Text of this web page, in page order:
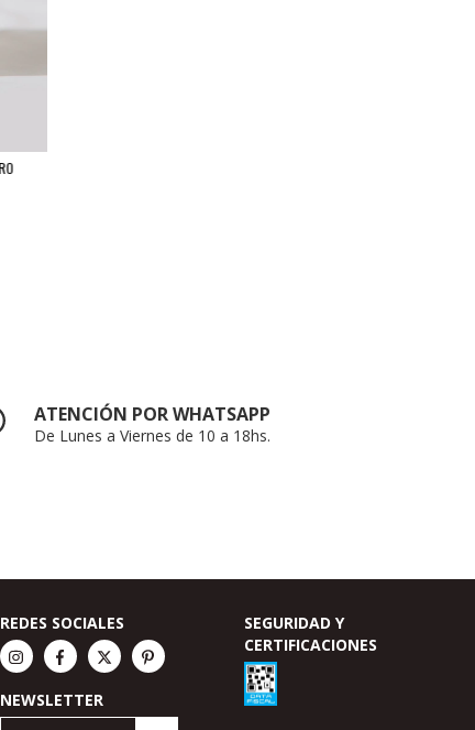
ATENCIÓN POR WHATSAPP
De Lunes a Viernes de 10 a 18hs.
REDES SOCIALES
NEWSLETTER
SEGURIDAD Y
CERTIFICACIONES